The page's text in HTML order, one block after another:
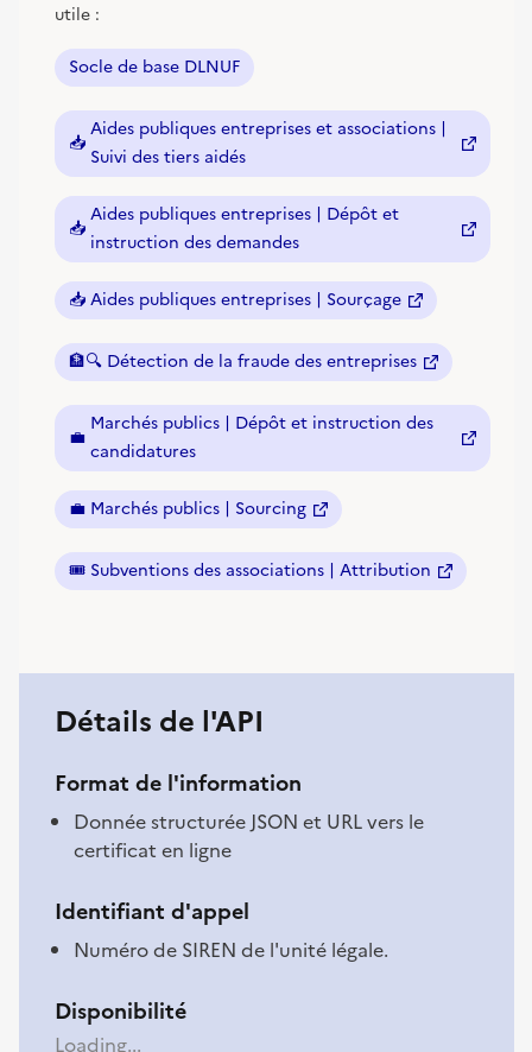
utile :
Socle de base DLNUF
📥
Aides publiques entreprises et associations |
Suivi des tiers aidés
📥
Aides publiques entreprises | Dépôt et
instruction des demandes(nouvelle fenêtre)
📥Aides publiques entreprises | Sourçage
(nouvelle fenêtre)
🏦🔍 Détection de la fraude des entreprises
(nouvelle fenêtre)
💼
Marchés publics | Dépôt et instruction des
candidatures
💼 Marchés publics | Sourcing
(nouvelle fenêtre)
🎟️ Subventions des associations | Attribution
(nouvelle fenêtre)
Détails de l'API
Format de l'information
Donnée structurée JSON et URL vers le
certificat en ligne
Identifiant d'appel
Numéro de SIREN de l'unité légale.
Disponibilité
Loading...